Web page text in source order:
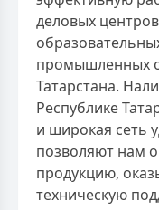
деловых
промышленных
Татарстана.
Республике
и широкая сеть
позволяют нам
продукцию,
техническую